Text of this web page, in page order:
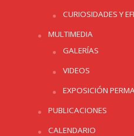
CURIOSIDADES Y
MULTIMEDIA
GALERÍAS
VIDEOS
EXPOSICIÓN
PUBLICACIONES
CALENDARIO